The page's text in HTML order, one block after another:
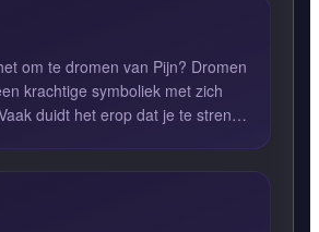
te dromen van Pijn? Dromen
krachtige symboliek met zich
duidt het erop dat je te streng